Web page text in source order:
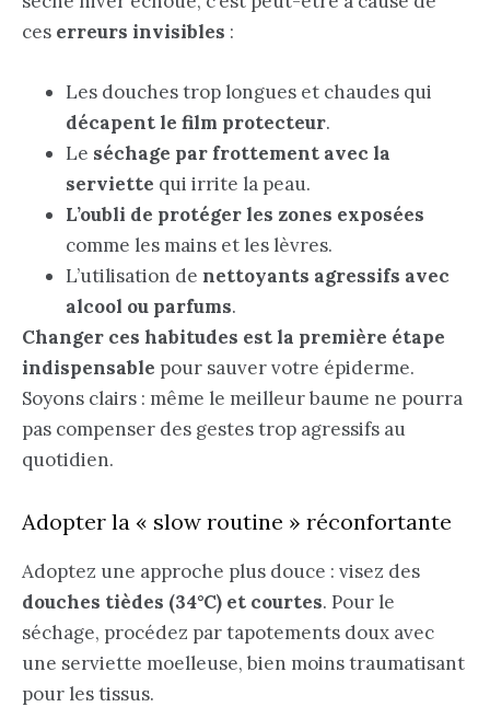
ces erreurs invisibles :
Les douches trop longues et chaudes qui
décapent le film protecteur.
Le séchage par frottement avec la
serviette qui irrite la peau.
L’oubli de protéger les zones exposées
comme les mains et les lèvres.
L’utilisation de nettoyants agressifs avec
alcool ou parfums.
Changer ces habitudes est la première étape
indispensable pour sauver votre épiderme.
Soyons clairs : même le meilleur baume ne pourra
pas compenser des gestes trop agressifs au
quotidien.
Adopter la « slow routine » réconfortante
Adoptez une approche plus douce : visez des
douches tièdes (34°C) et courtes. Pour le
séchage, procédez par tapotements doux avec
une serviette moelleuse, bien moins traumatisant
pour les tissus.